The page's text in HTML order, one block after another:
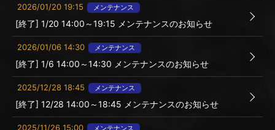
2026/01/20 19:15 メンテナンス
[終了] 1/20 14:00～19:15 メンテナンスのお知らせ
2026/01/06 14:30 メンテナンス
[終了] 1/6 14:00～14:30 メンテナンスのお知らせ
2025/12/28 18:45 メンテナンス
[終了] 12/28 14:00～18:45 メンテナンスのお知らせ
2025/11/26 15:00 メンテナンス